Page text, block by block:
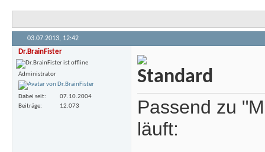
03.07.2013, 12:42
Dr.BrainFister
Administrator
Dabei seit
07.10.2004
Beiträge
12.073
Passend zu
läuft: